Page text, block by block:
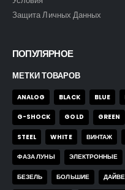
Защита Личных Данных
ПОПУЛЯРНОЕ
МЕТКИ ТОВАРОВ
ANALOG BLACK BLUE
G-SHOCK GOLD GREEN
STEEL WHITE ВИНТАЖ
ФАЗА ЛУНЫ ЭЛЕКТРОННЫЕ
БЕЗЕЛЬ БОЛЬШИЕ